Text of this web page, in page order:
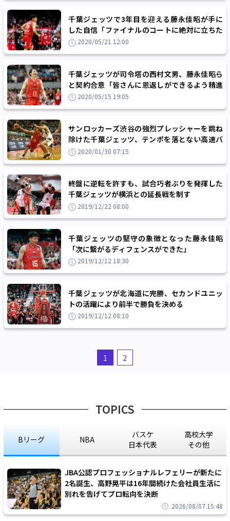
千葉ジェッツで3年目を迎える藤永佳昭が手に
した自信「ファイナルのコートに絶対に立ちた
い」2020/05/21 12:00
千葉ジェッツが司令塔の西村文男、藤永佳昭ら
と契約合意「皆さんに恩返しができるよう精進
してまいります」
2020/05/15 19:05
サンロッカーズ渋谷の強烈プレッシャーを跳ね
除けた千葉ジェッツ、テンポを落とない高速バ
スケで8連勝を達成
2020/01/30 07:15
終盤に逆転を許すも、試合巧者ぶりを発揮した
千葉ジェッツが横浜との延長戦を制す
2019/12/22 08:00
千葉ジェッツの堅守の象徴となった藤永佳昭
「次に繋がるディフェンスができた」
2019/12/12 18:30
千葉ジェッツが北海道に完勝、セカンドユニッ
トの活躍により前半で勝負を決める
2019/12/12 08:10
1 2
TOPICS
Bリーグ NBA
バスケ
日本代表
高校大学
その他
JBA公認プロフェッショナルレフェリーが新たに
2名誕生、高野晃平は16年間続けた会社員生活に
別れを告げてプロ転向を決断
2026/08/07 15:48